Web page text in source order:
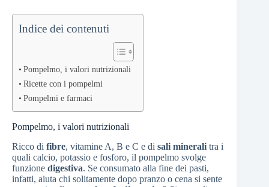
Indice dei contenuti
Pompelmo, i valori nutrizionali
Ricette con i pompelmi
Pompelmi e farmaci
Pompelmo, i valori nutrizionali
Ricco di fibre, vitamine A, B e C e di sali minerali tra i
quali calcio, potassio e fosforo, il pompelmo svolge
funzione digestiva. Se consumato alla fine dei pasti,
infatti, aiuta chi solitamente dopo pranzo o cena si sente